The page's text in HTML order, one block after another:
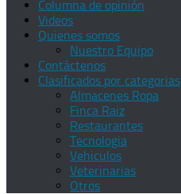
Columna de opinión
Videos
Quienes somos
Nuestro Equipo
Contáctenos
Clasificados por categorias
Almacenes Ropa
Finca Raiz
Restaurantes
Tecnologia
Vehiculos
Veterinarias
Otros